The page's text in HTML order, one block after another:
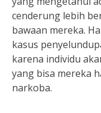
cenderung lebih
bawaan mereka.
kasus
karena individu
yang bisa mereka
narkoba.